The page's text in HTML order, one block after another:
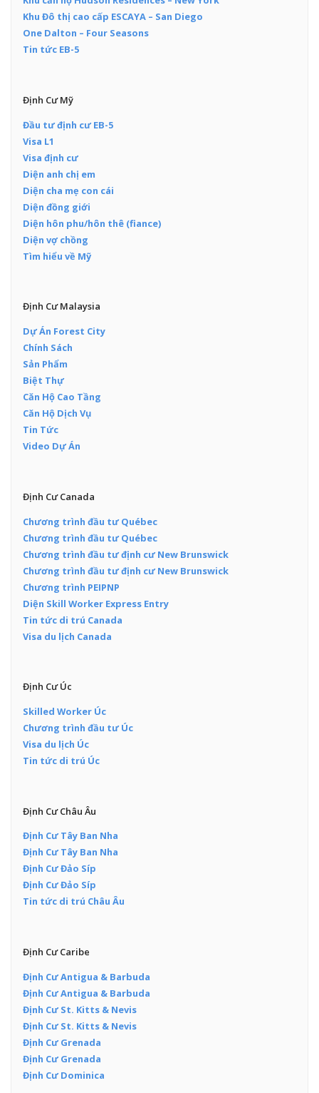
Khu Đô thị cao cấp ESCAYA – San Diego
One Dalton – Four Seasons
Tin tức EB-5
Định Cư Mỹ
Đầu tư định cư EB-5
Visa L1
Visa định cư
Diện anh chị em
Diện cha mẹ con cái
Diện đồng giới
Diện hôn phu/hôn thê (fiance)
Diện vợ chồng
Tìm hiểu về Mỹ
Định Cư Malaysia
Dự Án Forest City
Chính Sách
Sản Phẩm
Biệt Thự
Căn Hộ Cao Tầng
Căn Hộ Dịch Vụ
Tin Tức
Video Dự Án
Định Cư Canada
Chương trình đầu tư Québec
Chương trình đầu tư Québec
Chương trình đầu tư định cư New Brunswick
Chương trình đầu tư định cư New Brunswick
Chương trình PEIPNP
Diện Skill Worker Express Entry
Tin tức di trú Canada
Visa du lịch Canada
Định Cư Úc
Skilled Worker Úc
Chương trình đầu tư Úc
Visa du lịch Úc
Tin tức di trú Úc
Định Cư Châu Âu
Định Cư Tây Ban Nha
Định Cư Tây Ban Nha
Định Cư Đảo Síp
Định Cư Đảo Síp
Tin tức di trú Châu Âu
Định Cư Caribe
Định Cư Antigua & Barbuda
Định Cư Antigua & Barbuda
Định Cư St. Kitts & Nevis
Định Cư St. Kitts & Nevis
Định Cư Grenada
Định Cư Grenada
Định Cư Dominica